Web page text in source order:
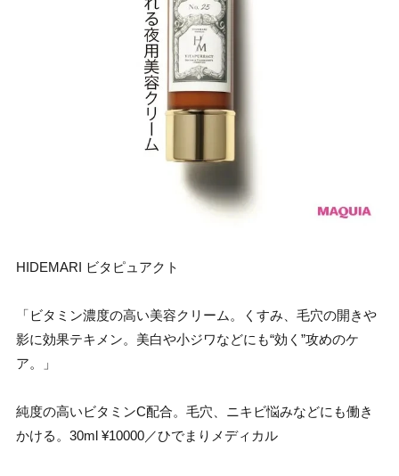
HIDEMARI ビタピュアクト
「ビタミン濃度の高い美容クリーム。くすみ、毛穴の開きや
影に効果テキメン。美白や小ジワなどにも“効く”攻めのケ
ア。」
純度の高いビタミンC配合。毛穴、ニキビ悩みなどにも働き
かける。30ml ¥10000／ひでまりメディカル